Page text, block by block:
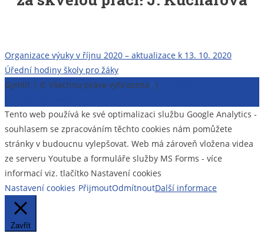
Navigace
pro
příspěvek
Organizace výuky v říjnu 2020 – aktualizace k 13. 10. 2020
Úřední hodiny školy pro žáky
Gymlit | © Všechna práva vyhrazena
|
Tento web používá ke své optimalizaci službu Google Analytics -
souhlasem se zpracováním těchto cookies nám pomůžete
stránky v budoucnu vylepšovat. Web má zároveň vložena videa
ze serveru Youtube a formuláře služby MS Forms - více
informací viz. tlačítko Nastavení cookies
Nastavení cookies PřijmoutOdmítnoutDalší informace
Zavřít